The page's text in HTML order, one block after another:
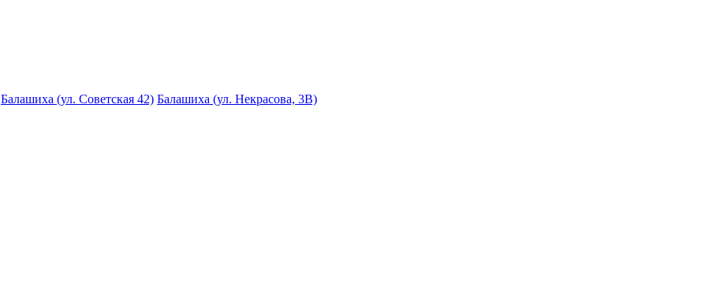
Балашиха (ул. Советская 42) Балашиха (ул. Некрасова, 3В)